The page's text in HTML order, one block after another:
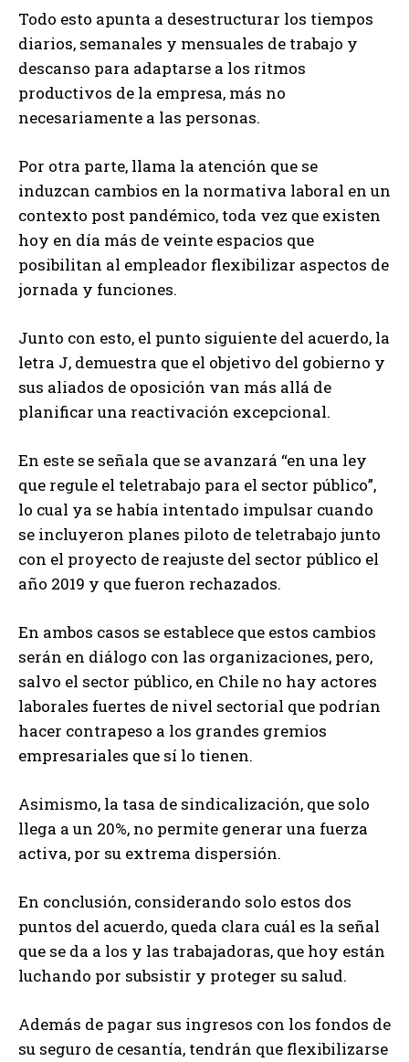
Todo esto apunta a desestructurar los tiempos
diarios, semanales y mensuales de trabajo y
descanso para adaptarse a los ritmos
productivos de la empresa, más no
necesariamente a las personas.
Por otra parte, llama la atención que se
induzcan cambios en la normativa laboral en un
contexto post pandémico, toda vez que existen
hoy en día más de veinte espacios que
posibilitan al empleador flexibilizar aspectos de
jornada y funciones.
Junto con esto, el punto siguiente del acuerdo, la
letra J, demuestra que el objetivo del gobierno y
sus aliados de oposición van más allá de
planificar una reactivación excepcional.
En este se señala que se avanzará “en una ley
que regule el teletrabajo para el sector público”,
lo cual ya se había intentado impulsar cuando
se incluyeron planes piloto de teletrabajo junto
con el proyecto de reajuste del sector público el
año 2019 y que fueron rechazados.
En ambos casos se establece que estos cambios
serán en diálogo con las organizaciones, pero,
salvo el sector público, en Chile no hay actores
laborales fuertes de nivel sectorial que podrían
hacer contrapeso a los grandes gremios
empresariales que sí lo tienen.
Asimismo, la tasa de sindicalización, que solo
llega a un 20%, no permite generar una fuerza
activa, por su extrema dispersión.
En conclusión, considerando solo estos dos
puntos del acuerdo, queda clara cuál es la señal
que se da a los y las trabajadoras, que hoy están
luchando por subsistir y proteger su salud.
Además de pagar sus ingresos con los fondos de
su seguro de cesantía, tendrán que flexibilizarse